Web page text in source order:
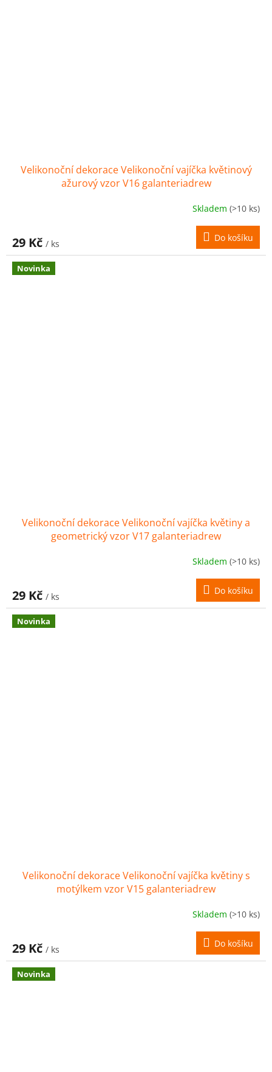
Velikonoční dekorace Velikonoční vajíčka květinový
ažurový vzor V16 galanteriadrew
Skladem (>10 ks)
29 Kč / ks
Do košíku
Novinka
Velikonoční dekorace Velikonoční vajíčka květiny a
geometrický vzor V17 galanteriadrew
Skladem (>10 ks)
29 Kč / ks
Do košíku
Novinka
Velikonoční dekorace Velikonoční vajíčka květiny s
motýlkem vzor V15 galanteriadrew
Skladem (>10 ks)
29 Kč / ks
Do košíku
Novinka